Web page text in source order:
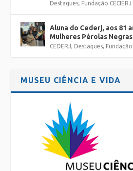
Destaques, Fundação CECIERJ
Aluna do Cederj, aos 81
Mulheres Pérolas
CEDERJ, Destaques, Fundação
MUSEU CIÊNCIA E VIDA